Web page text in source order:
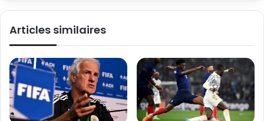
Articles similaires